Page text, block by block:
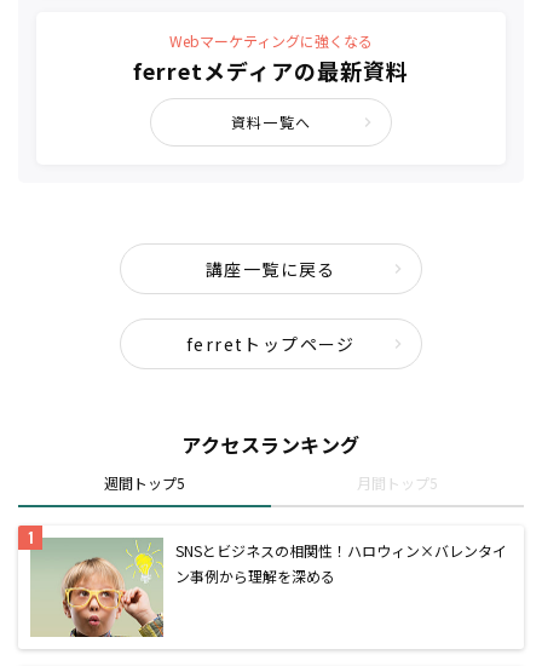
Webマーケティングに強くなる
ferretメディアの最新資料
資料一覧へ
講座一覧に戻る
ferretトップページ
アクセスランキング
週間トップ5 月間トップ5
SNSとビジネスの相関性！ハロウィン×バレンタイ
ン事例から理解を深める